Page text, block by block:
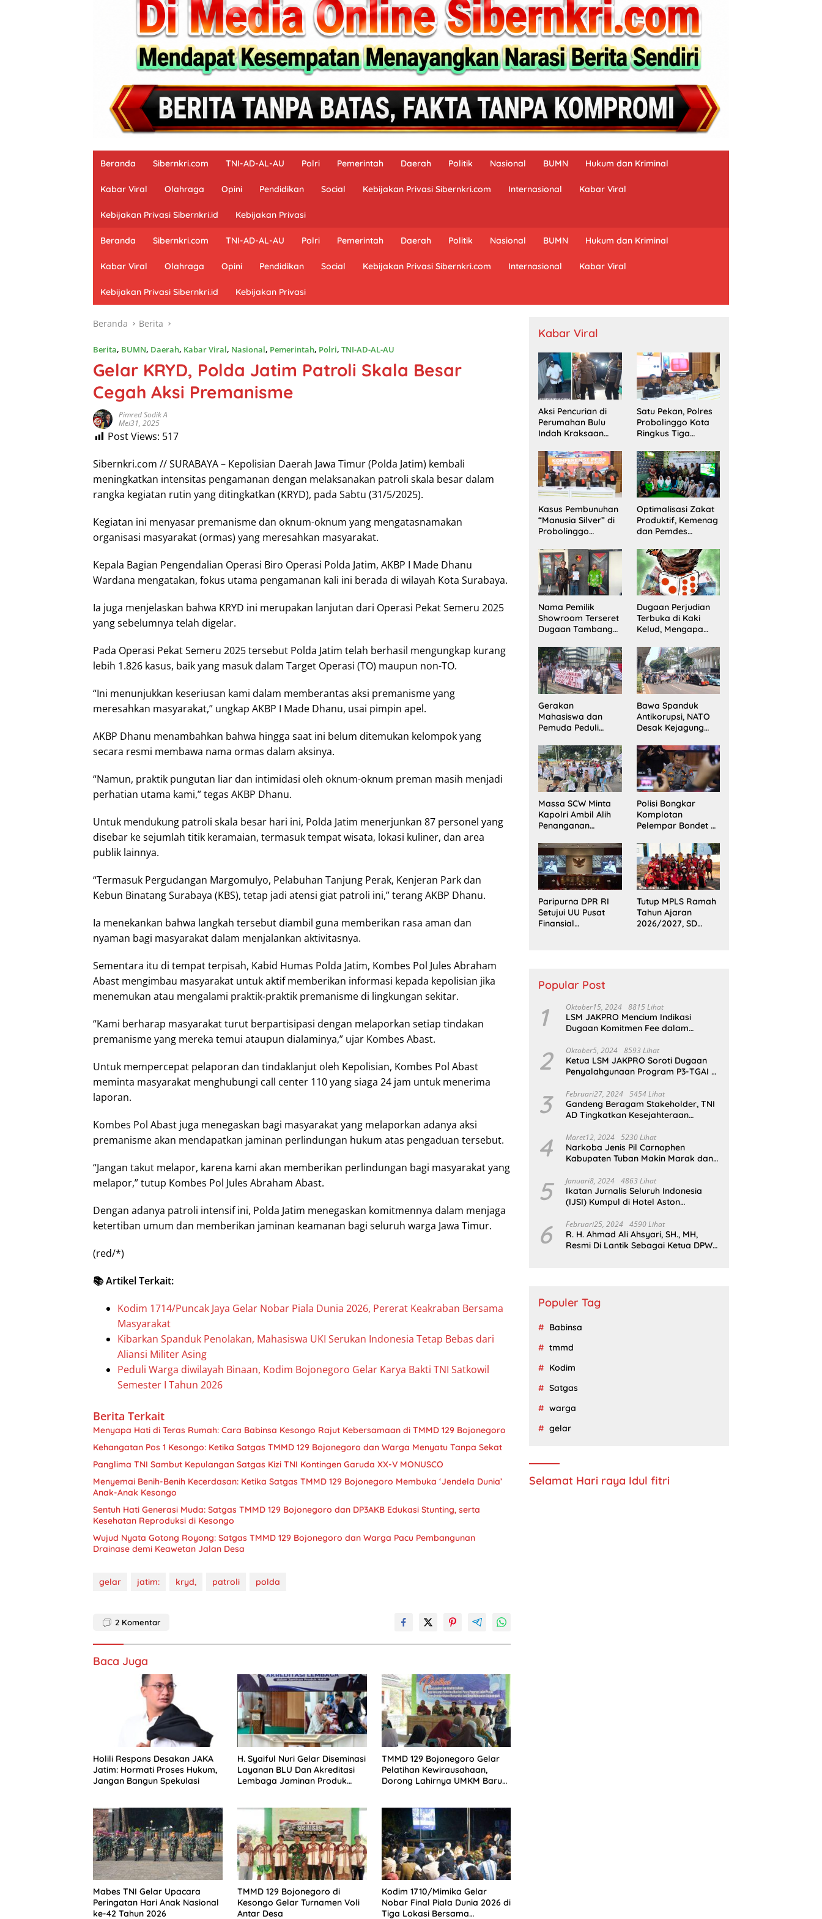
Beranda Sibernkri.com TNI-AD-AL-AU Polri Pemerintah Daerah Politik Nasional BUMN Hukum dan Kriminal
Kabar Viral Olahraga Opini Pendidikan Social Kebijakan Privasi Sibernkri.com Internasional Kabar Viral
Kebijakan Privasi Sibernkri.id Kebijakan Privasi
Beranda Sibernkri.com TNI-AD-AL-AU Polri Pemerintah Daerah Politik Nasional BUMN Hukum dan Kriminal
Kabar Viral Olahraga Opini Pendidikan Social Kebijakan Privasi Sibernkri.com Internasional Kabar Viral
Kebijakan Privasi Sibernkri.id Kebijakan Privasi
Beranda Berita
Berita, BUMN, Daerah, Kabar Viral, Nasional, Pemerintah, Polri, TNI-AD-AL-AU
Gelar KRYD, Polda Jatim Patroli Skala Besar
Cegah Aksi Premanisme
Pimred Sodik A
Mei31, 2025
Post Views: 517
Sibernkri.com // SURABAYA – Kepolisian Daerah Jawa Timur (Polda Jatim) kembali
meningkatkan intensitas pengamanan dengan melaksanakan patroli skala besar dalam
rangka kegiatan rutin yang ditingkatkan (KRYD), pada Sabtu (31/5/2025).
Kegiatan ini menyasar premanisme dan oknum-oknum yang mengatasnamakan
organisasi masyarakat (ormas) yang meresahkan masyarakat.
Kepala Bagian Pengendalian Operasi Biro Operasi Polda Jatim, AKBP I Made Dhanu
Wardana mengatakan, fokus utama pengamanan kali ini berada di wilayah Kota Surabaya.
Ia juga menjelaskan bahwa KRYD ini merupakan lanjutan dari Operasi Pekat Semeru 2025
yang sebelumnya telah digelar.
Pada Operasi Pekat Semeru 2025 tersebut Polda Jatim telah berhasil mengungkap kurang
lebih 1.826 kasus, baik yang masuk dalam Target Operasi (TO) maupun non-TO.
“Ini menunjukkan keseriusan kami dalam memberantas aksi premanisme yang
meresahkan masyarakat,” ungkap AKBP I Made Dhanu, usai pimpin apel.
AKBP Dhanu menambahkan bahwa hingga saat ini belum ditemukan kelompok yang
secara resmi membawa nama ormas dalam aksinya.
“Namun, praktik pungutan liar dan intimidasi oleh oknum-oknum preman masih menjadi
perhatian utama kami,” tegas AKBP Dhanu.
Untuk mendukung patroli skala besar hari ini, Polda Jatim menerjunkan 87 personel yang
disebar ke sejumlah titik keramaian, termasuk tempat wisata, lokasi kuliner, dan area
publik lainnya.
“Termasuk Pergudangan Margomulyo, Pelabuhan Tanjung Perak, Kenjeran Park dan
Kebun Binatang Surabaya (KBS), tetap jadi atensi giat patroli ini,” terang AKBP Dhanu.
Ia menekankan bahwa langkah tersebut diambil guna memberikan rasa aman dan
nyaman bagi masyarakat dalam menjalankan aktivitasnya.
Sementara itu di tempat terpisah, Kabid Humas Polda Jatim, Kombes Pol Jules Abraham
Abast mengimbau masyarakat untuk aktif memberikan informasi kepada kepolisian jika
menemukan atau mengalami praktik-praktik premanisme di lingkungan sekitar.
“Kami berharap masyarakat turut berpartisipasi dengan melaporkan setiap tindakan
premanisme yang mereka temui ataupun dialaminya,” ujar Kombes Abast.
Untuk mempercepat pelaporan dan tindaklanjut oleh Kepolisian, Kombes Pol Abast
meminta masyarakat menghubungi call center 110 yang siaga 24 jam untuk menerima
laporan.
Kombes Pol Abast juga menegaskan bagi masyarakat yang melaporkan adanya aksi
premanisme akan mendapatkan jaminan perlindungan hukum atas pengaduan tersebut.
“Jangan takut melapor, karena kami akan memberikan perlindungan bagi masyarakat yang
melapor,” tutup Kombes Pol Jules Abraham Abast.
Dengan adanya patroli intensif ini, Polda Jatim menegaskan komitmennya dalam menjaga
ketertiban umum dan memberikan jaminan keamanan bagi seluruh warga Jawa Timur.
(red/*)
📚 Artikel Terkait:
Kodim 1714/Puncak Jaya Gelar Nobar Piala Dunia 2026, Pererat Keakraban Bersama
Masyarakat
Kibarkan Spanduk Penolakan, Mahasiswa UKI Serukan Indonesia Tetap Bebas dari
Aliansi Militer Asing
Peduli Warga diwilayah Binaan, Kodim Bojonegoro Gelar Karya Bakti TNI Satkowil
Semester I Tahun 2026
Berita Terkait
Menyapa Hati di Teras Rumah: Cara Babinsa Kesongo Rajut Kebersamaan di TMMD 129 Bojonegoro
Kehangatan Pos 1 Kesongo: Ketika Satgas TMMD 129 Bojonegoro dan Warga Menyatu Tanpa Sekat
Panglima TNI Sambut Kepulangan Satgas Kizi TNI Kontingen Garuda XX-V MONUSCO
Menyemai Benih-Benih Kecerdasan: Ketika Satgas TMMD 129 Bojonegoro Membuka ‘Jendela Dunia’
Anak-Anak Kesongo
Sentuh Hati Generasi Muda: Satgas TMMD 129 Bojonegoro dan DP3AKB Edukasi Stunting, serta
Kesehatan Reproduksi di Kesongo
Wujud Nyata Gotong Royong: Satgas TMMD 129 Bojonegoro dan Warga Pacu Pembangunan
Drainase demi Keawetan Jalan Desa
gelar jatim: kryd, patroli polda
2 Komentar
Baca Juga
Holili Respons Desakan JAKA
Jatim: Hormati Proses Hukum,
Jangan Bangun Spekulasi
H. Syaiful Nuri Gelar Diseminasi
Layanan BLU Dan Akreditasi
Lembaga Jaminan Produk
TMMD 129 Bojonegoro Gelar
Pelatihan Kewirausahaan,
Dorong Lahirnya UMKM Baru
Mabes TNI Gelar Upacara
Peringatan Hari Anak Nasional
ke-42 Tahun 2026
TMMD 129 Bojonegoro di
Kesongo Gelar Turnamen Voli
Antar Desa
Kodim 1710/Mimika Gelar
Nobar Final Piala Dunia 2026 di
Tiga Lokasi Bersama
Kabar Viral
Aksi Pencurian di
Perumahan Bulu
Indah Kraksaan
Satu Pekan, Polres
Probolinggo Kota
Ringkus Tiga
Sita 20 Gram
Barang Bukti
Kasus Pembunuhan
“Manusia Silver” di
Probolinggo
Pelaku Ditangkap
dan Satu Buron
Optimalisasi Zakat
Produktif, Kemenag
dan Pemdes
Bentuk Tim
Pelaksana
Kampung Zakat
Nama Pemilik
Showroom Terseret
Dugaan Tambang
Kini Jadi Sorotan
Dugaan Perjudian
Terbuka di Kaki
Kelud, Mengapa
Terlihat?
Gerakan
Mahasiswa dan
Pemuda Peduli
Sampaikan
Tuntutan di Jakarta
Pusat
Bawa Spanduk
Antikorupsi, NATO
Desak Kejagung
Eks Jampidsus
Massa SCW Minta
Kapolri Ambil Alih
Penanganan
Penyerobotan
Tanah di Sumsel
Polisi Bongkar
Komplotan
Pelempar Bondet di
Pemuda Ditangkap
Paripurna DPR RI
Setujui UU Pusat
Finansial
Tutup MPLS Ramah
Tahun Ajaran
2026/2027, SD
Popular Post
1 Oktober15, 2024 8815 Lihat
LSM JAKPRO Mencium Indikasi
Dugaan Komitmen Fee dalam
Sukapura
2 Oktober5, 2024 8593 Lihat
Ketua LSM JAKPRO Soroti Dugaan
Penyalahgunaan Program P3-TGAI di
3 Februari27, 2024 5454 Lihat
Gandeng Beragam Stakeholder, TNI
AD Tingkatkan Kesejahteraan
4 Maret12, 2024 5230 Lihat
Narkoba Jenis Pil Carnophen
Kabupaten Tuban Makin Marak dan
Wajib Tau
5 Januari8, 2024 4863 Lihat
Ikatan Jurnalis Seluruh Indonesia
(IJSI) Kumpul di Hotel Aston
6 Februari25, 2024 4590 Lihat
R. H. Ahmad Ali Ahsyari, SH., MH,
Resmi Di Lantik Sebagai Ketua DPW
Populer Tag
Babinsa
tmmd
Kodim
Satgas
warga
gelar
Selamat Hari raya Idul fitri